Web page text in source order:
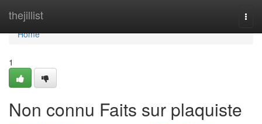
thejillist
Home
Home
1
Non connu Faits sur plaquiste